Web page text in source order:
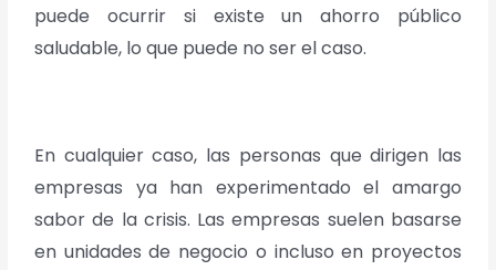
puede ocurrir si existe un ahorro público
saludable, lo que puede no ser el caso.
En cualquier caso, las personas que dirigen las
empresas ya han experimentado el amargo
sabor de la crisis. Las empresas suelen basarse
en unidades de negocio o incluso en proyectos